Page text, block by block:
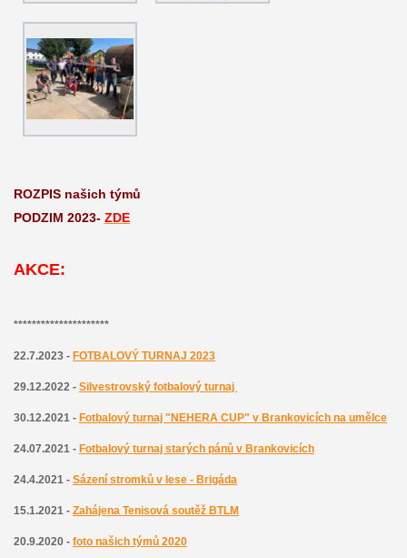
ROZPIS našich týmů
PODZIM 2023- ZDE
AKCE:
*********************
22.7.2023 - FOTBALOVÝ TURNAJ 2023
29.12.2022 - Silvestrovský fotbalový turnaj
30.12.2021 - Fotbalový turnaj "NEHERA CUP" v Brankovicích na umělce
24.07.2021 - Fotbalový turnaj starých pánů v Brankovicích
24.4.2021 - Sázení stromků v lese - Brigáda
15.1.2021 - Zahájena Tenisová soutěž BTLM
20.9.2020 - foto našich týmů 2020